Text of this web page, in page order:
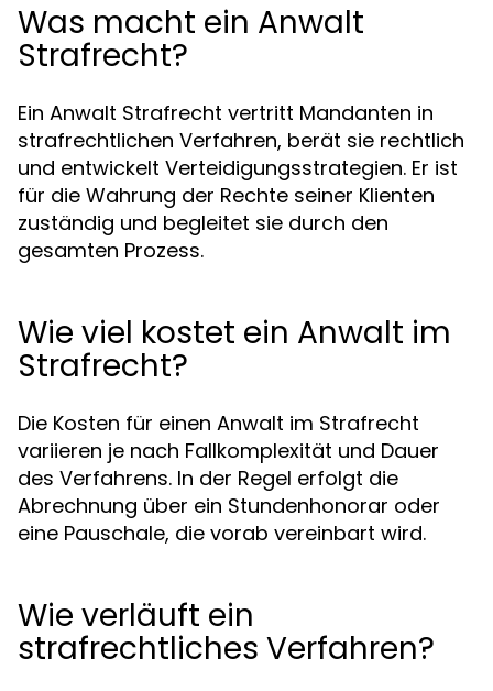
Was macht ein Anwalt
Strafrecht?
Ein Anwalt Strafrecht vertritt Mandanten in
strafrechtlichen Verfahren, berät sie rechtlich
und entwickelt Verteidigungsstrategien. Er ist
für die Wahrung der Rechte seiner Klienten
zuständig und begleitet sie durch den
gesamten Prozess.
Wie viel kostet ein Anwalt im
Strafrecht?
Die Kosten für einen Anwalt im Strafrecht
variieren je nach Fallkomplexität und Dauer
des Verfahrens. In der Regel erfolgt die
Abrechnung über ein Stundenhonorar oder
eine Pauschale, die vorab vereinbart wird.
Wie verläuft ein
strafrechtliches Verfahren?